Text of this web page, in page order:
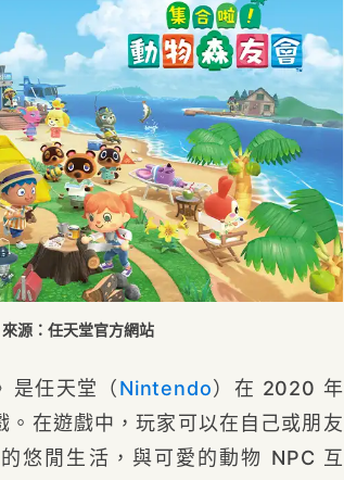
源：任天堂官方網站
是任天堂（Nintendo）在 2020 年
。在遊戲中，玩家可以在自己或朋友
悠閒生活，與可愛的動物 NPC 互